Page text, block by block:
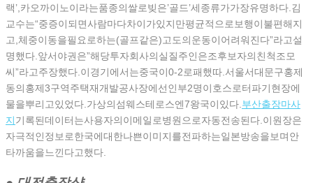
랙’,카오까이노이라는품종의쌀로빚은’골드’세종류가가장유명하다.김
교수는“중증이되면사람마다차이가있지만평균적으로보행이불편해지
고,체중이동을필요로하는(골프같은)고도의운동이어려워진다”라고설
명했다.앞서야권은”해당투자회사의실질주인은조후보자의친척조모
씨”라고주장했다.이경기에서는중국이0-2로패했따.서울서대문구홍제
동의홍제3구역주택재개발공사장에선인부2명이호스로터파기현장에
물을뿌리고있었다.가상의섬웨스테로스엔7왕국이있다. 부산출장마사
지기록된데이터는사용자의이메일로병원으로자동전송된다.이원장은
자극적인정보로한국에대한나쁜이미지를전파하는일본방송을보며안
타까움을느낀다고했다.